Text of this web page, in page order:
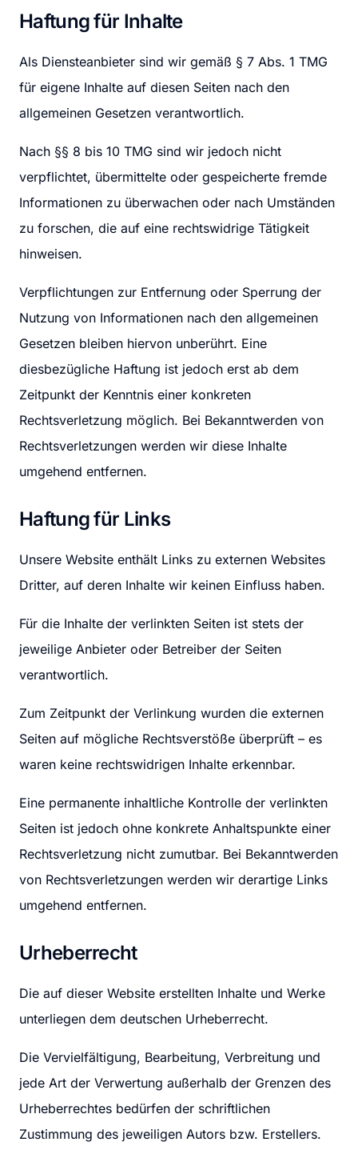
Haftung für Inhalte
Als Diensteanbieter sind wir gemäß § 7 Abs. 1 TMG
für eigene Inhalte auf diesen Seiten nach den
allgemeinen Gesetzen verantwortlich.
Nach §§ 8 bis 10 TMG sind wir jedoch nicht
verpflichtet, übermittelte oder gespeicherte fremde
Informationen zu überwachen oder nach Umständen
zu forschen, die auf eine rechtswidrige Tätigkeit
hinweisen.
Verpflichtungen zur Entfernung oder Sperrung der
Nutzung von Informationen nach den allgemeinen
Gesetzen bleiben hiervon unberührt. Eine
diesbezügliche Haftung ist jedoch erst ab dem
Zeitpunkt der Kenntnis einer konkreten
Rechtsverletzung möglich. Bei Bekanntwerden von
Rechtsverletzungen werden wir diese Inhalte
umgehend entfernen.
Haftung für Links
Unsere Website enthält Links zu externen Websites
Dritter, auf deren Inhalte wir keinen Einfluss haben.
Für die Inhalte der verlinkten Seiten ist stets der
jeweilige Anbieter oder Betreiber der Seiten
verantwortlich.
Zum Zeitpunkt der Verlinkung wurden die externen
Seiten auf mögliche Rechtsverstöße überprüft – es
waren keine rechtswidrigen Inhalte erkennbar.
Eine permanente inhaltliche Kontrolle der verlinkten
Seiten ist jedoch ohne konkrete Anhaltspunkte einer
Rechtsverletzung nicht zumutbar. Bei Bekanntwerden
von Rechtsverletzungen werden wir derartige Links
umgehend entfernen.
Urheberrecht
Die auf dieser Website erstellten Inhalte und Werke
unterliegen dem deutschen Urheberrecht.
Die Vervielfältigung, Bearbeitung, Verbreitung und
jede Art der Verwertung außerhalb der Grenzen des
Urheberrechtes bedürfen der schriftlichen
Zustimmung des jeweiligen Autors bzw. Erstellers.